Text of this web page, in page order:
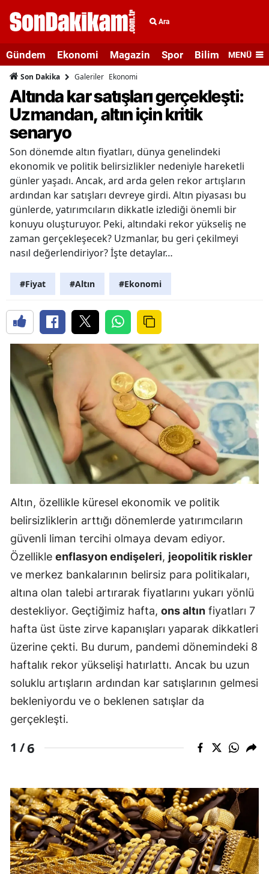
Ara
Gündem Ekonomi Magazin Spor Bilim veMENÜ
Son Dakika Galeriler Ekonomi
Altında kar satışları gerçekleşti:
Uzmandan, altın için kritik
senaryo
Son dönemde altın fiyatları, dünya genelindeki
ekonomik ve politik belirsizlikler nedeniyle hareketli
günler yaşadı. Ancak, ard arda gelen rekor artışların
ardından kar satışları devreye girdi. Altın piyasası bu
günlerde, yatırımcıların dikkatle izlediği önemli bir
konuyu oluşturuyor. Peki, altındaki rekor yükseliş ne
zaman gerçekleşecek? Uzmanlar, bu geri çekilmeyi
nasıl değerlendiriyor? İşte detaylar…
#Fiyat #Altın #Ekonomi
Altın, özellikle küresel ekonomik ve politik
belirsizliklerin arttığı dönemlerde yatırımcıların
güvenli liman tercihi olmaya devam ediyor.
Özellikle enflasyon endişeleri, jeopolitik riskler
ve merkez bankalarının belirsiz para politikaları,
altına olan talebi artırarak fiyatlarını yukarı yönlü
destekliyor. Geçtiğimiz hafta, ons altın fiyatları 7
hafta üst üste zirve kapanışları yaparak dikkatleri
üzerine çekti. Bu durum, pandemi dönemindeki 8
haftalık rekor yükselişi hatırlattı. Ancak bu uzun
soluklu artışların ardından kar satışlarının gelmesi
bekleniyordu ve o beklenen satışlar da
gerçekleşti.
1 /6